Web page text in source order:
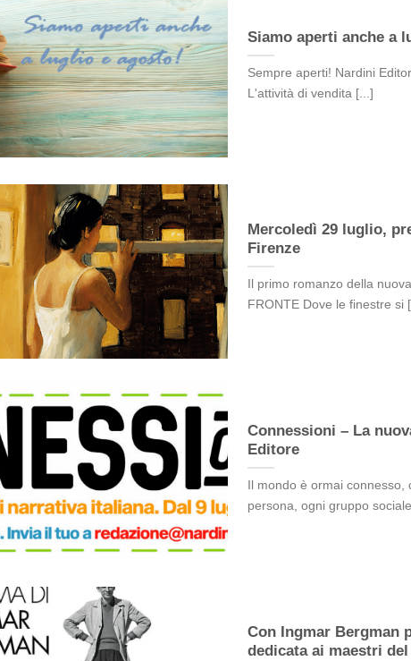
Siamo aperti anche a
Sempre aperti! Nardini
L'attività di vendita [...]
Mercoledì 29 luglio,
Firenze
Il primo romanzo della
FRONTE Dove le finestre si
Connessioni – La
Editore
Il mondo è ormai connesso,
persona, ogni gruppo
Con Ingmar Bergman
dedicata ai maestri